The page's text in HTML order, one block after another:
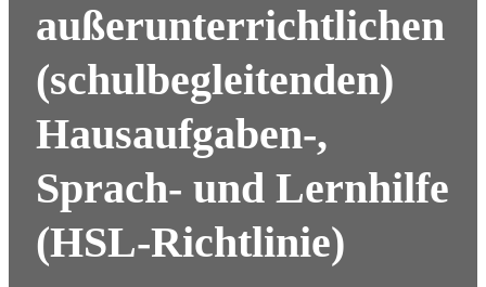
außerunterrichtlichen
(schulbegleitenden)
Hausaufgaben-,
Sprach- und Lernhilfe
(HSL-Richtlinie)